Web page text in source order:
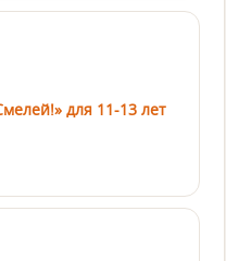
для 11-13 лет